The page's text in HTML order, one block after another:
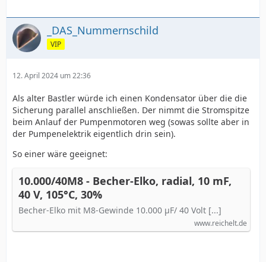
_DAS_Nummernschild
VIP
12. April 2024 um 22:36
Als alter Bastler würde ich einen Kondensator über die die
Sicherung parallel anschließen. Der nimmt die Stromspitze
beim Anlauf der Pumpenmotoren weg (sowas sollte aber in
der Pumpenelektrik eigentlich drin sein).
So einer wäre geeignet:
10.000/40M8 - Becher-Elko, radial, 10 mF,
40 V, 105°C, 30%
Becher-Elko mit M8-Gewinde 10.000 µF/ 40 Volt [...]
www.reichelt.de